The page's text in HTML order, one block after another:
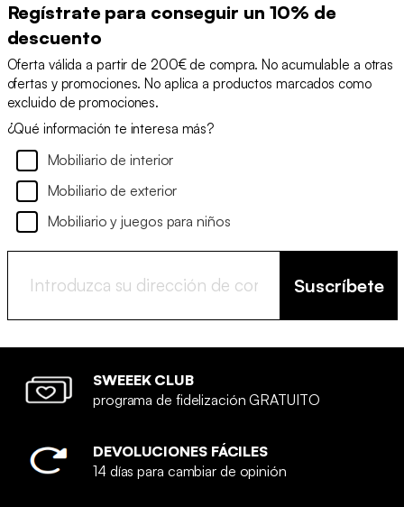
Regístrate para conseguir un 10% de
descuento
Oferta válida a partir de 200€ de compra. No acumulable a otras
ofertas y promociones. No aplica a productos marcados como
excluido de promociones.
¿Qué información te interesa más?
Mobiliario de interior
Mobiliario de exterior
Mobiliario y juegos para niños
Suscríbete
SWEEEK CLUB
programa de fidelización GRATUITO
DEVOLUCIONES FÁCILES
14 días para cambiar de opinión